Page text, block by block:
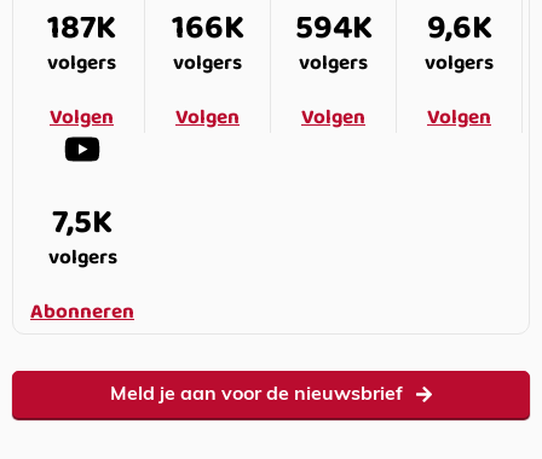
187K
volgers
Volgen
166K
volgers
Volgen
594K
volgers
Volgen
9,6K
volgers
Volgen
7,5K
volgers
Abonneren
Meld je aan voor de nieuwsbrief